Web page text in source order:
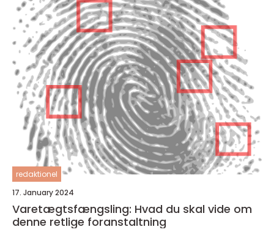
redaktionel
17. January 2024
Varetægtsfængsling: Hvad du skal vide om
denne retlige foranstaltning